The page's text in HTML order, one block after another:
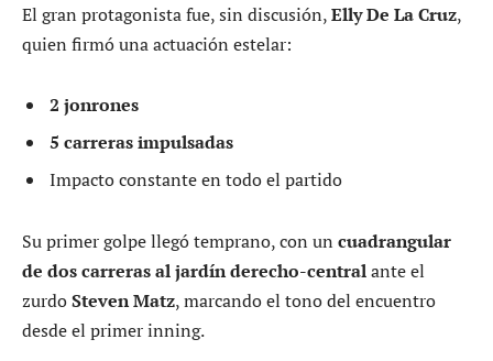
El gran protagonista fue, sin discusión,Elly De La Cruz,
quien firmó una actuación estelar:
2 jonrones
5 carreras impulsadas
Impacto constante en todo el partido
Su primer golpe llegó temprano, con un cuadrangular
de dos carreras al jardín derecho-centralante el
zurdoSteven Matz, marcando el tono del encuentro
desde el primer inning.